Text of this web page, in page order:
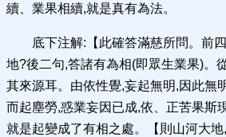
續、業果相續,就是真有為法。
底下注解:【此確答滿慈所問。前
地?後二句,答諸有為相(即眾生業果)。
其來源耳。由依性覺,妄起無明,因此無
而起塵勞,惑業妄因已成,依、正苦果斯
就是起變成了有相之處。【則山河大